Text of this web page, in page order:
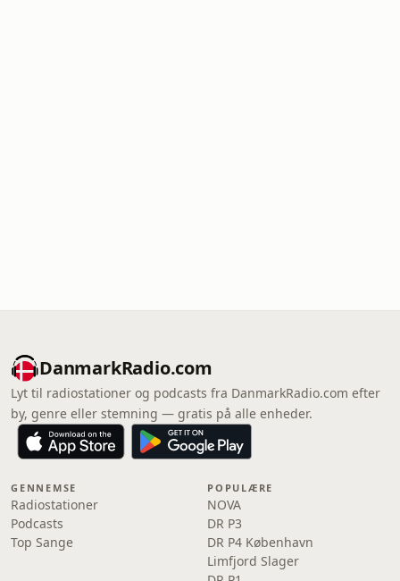
DanmarkRadio.com
Lyt til radiostationer og podcasts fra DanmarkRadio.com efter
by, genre eller stemning — gratis på alle enheder.
GENNEMSE
Radiostationer
Podcasts
Top Sange
POPULÆRE
NOVA
DR P3
DR P4 København
Limfjord Slager